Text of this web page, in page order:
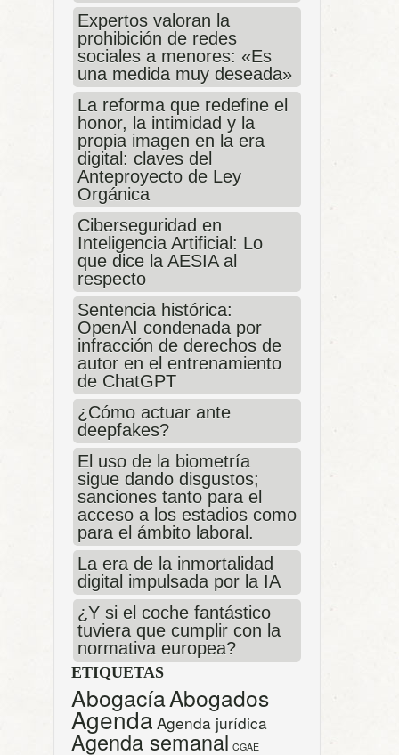
Expertos valoran la
prohibición de redes
sociales a menores: «Es
una medida muy deseada»
La reforma que redefine el
honor, la intimidad y la
propia imagen en la era
digital: claves del
Anteproyecto de Ley
Orgánica
Ciberseguridad en
Inteligencia Artificial: Lo
que dice la AESIA al
respecto
Sentencia histórica:
OpenAI condenada por
infracción de derechos de
autor en el entrenamiento
de ChatGPT
¿Cómo actuar ante
deepfakes?
El uso de la biometría
sigue dando disgustos;
sanciones tanto para el
acceso a los estadios como
para el ámbito laboral.
La era de la inmortalidad
digital impulsada por la IA
¿Y si el coche fantástico
tuviera que cumplir con la
normativa europea?
ETIQUETAS
AbogacíaAbogados
Agenda Agenda jurídica
Agenda semanal CGAE